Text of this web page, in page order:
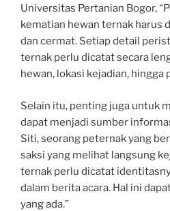
Universitas Pertanian Bogor,
kematian hewan ternak harus
dan cermat. Setiap detail
ternak perlu dicatat secara
hewan, lokasi kejadian, hingga
Selain itu, penting juga untuk
dapat menjadi sumber
Siti, seorang peternak yang
saksi yang melihat langsung
ternak perlu dicatat
dalam berita acara. Hal ini
yang ada.”